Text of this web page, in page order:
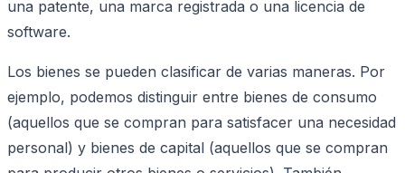
una patente, una marca registrada o una licencia de
software.
Los bienes se pueden clasificar de varias maneras. Por
ejemplo, podemos distinguir entre bienes de consumo
(aquellos que se compran para satisfacer una necesidad
personal) y bienes de capital (aquellos que se compran